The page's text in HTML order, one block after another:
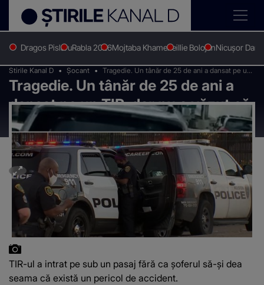
Dragos PislaruRabla 2026Mojtaba KhameneiIlie BolojanNicușor Dan
Stirile Kanal D Șocant
Tragedie. Un tânăr de 25 de ani a dansat pe un
TIR, dar nu a văzut că se apropie un pod
Tragedie. Un tânăr de 25 de ani a
dansat pe un TIR, dar nu a văzut că
se apropie un pod
TIR-ul a intrat pe sub un pasaj fără ca șoferul să-și dea
seama că există un pericol de accident.